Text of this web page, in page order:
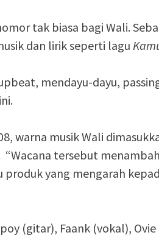
tak biasa bagi Wali.
dan lirik seperti lagu
mendayu-dayu,
warna musik Wali
tersebut
yang mengarah
(gitar), Faank (vokal),